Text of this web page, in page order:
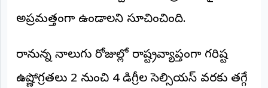
అప్రమత్తంగా ఉండాలని సూచించింది.
రానున్న నాలుగు రోజుల్లో రాష్ట్రవ్యాప్తంగా గరిష్ట
ఉష్ణోగ్రతలు 2 నుంచి 4 డిగ్రీల సెల్సియస్ వరకు తగ్గే